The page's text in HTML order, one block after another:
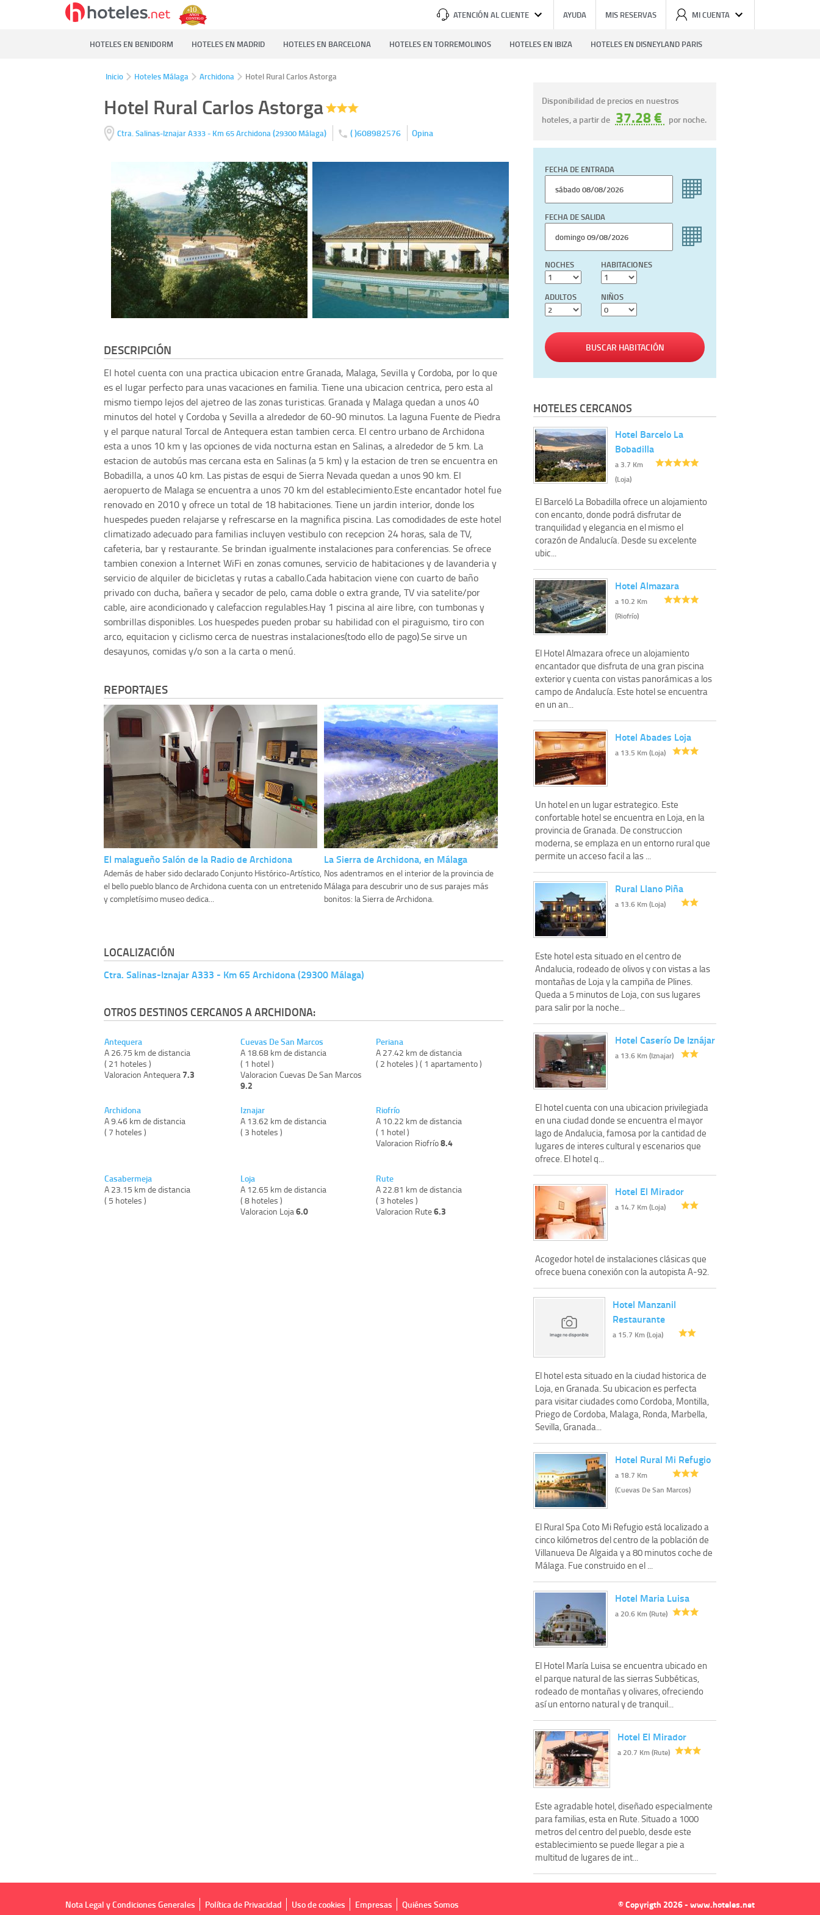
ATENCIÓN AL CLIENTE AYUDA MIS RESERVAS MI CUENTA
HOTELES EN BENIDORM HOTELES EN MADRID HOTELES EN BARCELONA HOTELES EN TORREMOLINOS HOTELES EN IBIZA HOTELES EN DISNEYLAND PARIS
Inicio Hoteles Málaga Archidona Hotel Rural Carlos Astorga
Hotel Rural Carlos Astorga
Ctra. Salinas-Iznajar A333 - Km 65Archidona(29300 Málaga) ( )608982576 Opina
DESCRIPCIÓN
El hotel cuenta con una practica ubicacion entre Granada, Malaga, Sevilla y Cordoba, por lo que
es el lugar perfecto para unas vacaciones en familia. Tiene una ubicacion centrica, pero esta al
mismo tiempo lejos del ajetreo de las zonas turisticas. Granada y Malaga quedan a unos 40
minutos del hotel y Cordoba y Sevilla a alrededor de 60-90 minutos. La laguna Fuente de Piedra
y el parque natural Torcal de Antequera estan tambien cerca. El centro urbano de Archidona
esta a unos 10 km y las opciones de vida nocturna estan en Salinas, a alrededor de 5 km. La
estacion de autobús mas cercana esta en Salinas (a 5 km) y la estacion de tren se encuentra en
Bobadilla, a unos 40 km. Las pistas de esqui de Sierra Nevada quedan a unos 90 km. El
aeropuerto de Malaga se encuentra a unos 70 km del establecimiento.Este encantador hotel fue
renovado en 2010 y ofrece un total de 18 habitaciones. Tiene un jardin interior, donde los
huespedes pueden relajarse y refrescarse en la magnifica piscina. Las comodidades de este hotel
climatizado adecuado para familias incluyen vestibulo con recepcion 24 horas, sala de TV,
cafeteria, bar y restaurante. Se brindan igualmente instalaciones para conferencias. Se ofrece
tambien conexion a Internet WiFi en zonas comunes, servicio de habitaciones y de lavanderia y
servicio de alquiler de bicicletas y rutas a caballo.Cada habitacion viene con cuarto de baño
privado con ducha, bañera y secador de pelo, cama doble o extra grande, TV via satelite/por
cable, aire acondicionado y calefaccion regulables.Hay 1 piscina al aire libre, con tumbonas y
sombrillas disponibles. Los huespedes pueden probar su habilidad con el piraguismo, tiro con
arco, equitacion y ciclismo cerca de nuestras instalaciones(todo ello de pago).Se sirve un
desayunos, comidas y/o son a la carta o menú.
REPORTAJES
El malagueño Salón de la Radio de Archidona
Además de haber sido declarado Conjunto Histórico-Artístico,
el bello pueblo blanco de Archidona cuenta con un entretenido
y completísimo museo dedica...
La Sierra de Archidona, en Málaga
Nos adentramos en el interior de la provincia de
Málaga para descubrir uno de sus parajes más
bonitos: la Sierra de Archidona.
LOCALIZACIÓN
Ctra. Salinas-Iznajar A333 - Km 65 Archidona (29300 Málaga)
OTROS DESTINOS CERCANOS A ARCHIDONA:
Antequera
A 26.75 km de distancia
( 21 hoteles )
Valoracion Antequera 7.3
Archidona
A 9.46 km de distancia
( 7 hoteles )
Casabermeja
A 23.15 km de distancia
( 5 hoteles )
Cuevas De San Marcos
A 18.68 km de distancia
( 1 hotel )
Valoracion Cuevas De San Marcos
9.2
Iznajar
A 13.62 km de distancia
( 3 hoteles )
Loja
A 12.65 km de distancia
( 8 hoteles )
Valoracion Loja6.0
Periana
A 27.42 km de distancia
( 2 hoteles ) ( 1 apartamento )
Riofrío
A 10.22 km de distancia
( 1 hotel )
Valoracion Riofrío8.4
Rute
A 22.81 km de distancia
( 3 hoteles )
Valoracion Rute6.3
Disponibilidad de precios en nuestros
hoteles, a partir de 37.28 € por noche.
FECHA DE ENTRADA
FECHA DE SALIDA
NOCHES HABITACIONES
ADULTOS NIÑOS
BUSCAR HABITACIÓN
HOTELES CERCANOS
Hotel Barcelo La
Bobadilla
a 3.7 Km
(Loja)
El Barceló La Bobadilla ofrece un alojamiento
con encanto, donde podrá disfrutar de
tranquilidad y elegancia en el mismo el
corazón de Andalucía. Desde su excelente
ubic...
Hotel Almazara
a 10.2 Km
(Riofrío)
El Hotel Almazara ofrece un alojamiento
encantador que disfruta de una gran piscina
exterior y cuenta con vistas panorámicas a los
campo de Andalucía. Este hotel se encuentra
en un an...
Hotel Abades Loja
a 13.5 Km (Loja)
Un hotel en un lugar estrategico. Este
confortable hotel se encuentra en Loja, en la
provincia de Granada. De construccion
moderna, se emplaza en un entorno rural que
permite un acceso facil a las ...
Rural Llano Piña
a 13.6 Km (Loja)
Este hotel esta situado en el centro de
Andalucia, rodeado de olivos y con vistas a las
montañas de Loja y la campiña de Plines.
Queda a 5 minutos de Loja, con sus lugares
para salir por la noche...
Hotel Caserío De Iznájar
a 13.6 Km (Iznajar)
El hotel cuenta con una ubicacion privilegiada
en una ciudad donde se encuentra el mayor
lago de Andalucia, famosa por la cantidad de
lugares de interes cultural y escenarios que
ofrece. El hotel q...
Hotel El Mirador
a 14.7 Km (Loja)
Acogedor hotel de instalaciones clásicas que
ofrece buena conexión con la autopista A-92.
Hotel Manzanil
Restaurante
a 15.7 Km (Loja)
El hotel esta situado en la ciudad historica de
Loja, en Granada. Su ubicacion es perfecta
para visitar ciudades como Cordoba, Montilla,
Priego de Cordoba, Malaga, Ronda, Marbella,
Sevilla, Granada...
Hotel Rural Mi Refugio
a 18.7 Km
(Cuevas De San Marcos)
El Rural Spa Coto Mi Refugio está localizado a
cinco kilómetros del centro de la población de
Villanueva De Algaida y a 80 minutos coche de
Málaga. Fue construido en el ...
Hotel Maria Luisa
a 20.6 Km (Rute)
El Hotel María Luisa se encuentra ubicado en
el parque natural de las sierras Subbéticas,
rodeado de montañas y olivares, ofreciendo
así un entorno natural y de tranquil...
Hotel El Mirador
a 20.7 Km (Rute)
Este agradable hotel, diseñado especialmente
para familias, esta en Rute. Situado a 1000
metros del centro del pueblo, desde este
establecimiento se puede llegar a pie a
multitud de lugares de int...
Nota Legal y Condiciones Generales Política de Privacidad Uso de cookies Empresas Quiénes Somos © Copyrigth 2026 - www.hoteles.net